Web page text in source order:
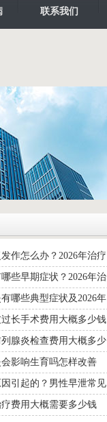
联系我们
作怎么办？2026年治疗
全解析
些早期症状？2026年治
理建议
哪些典型症状及2026年
解
长手术费用大概多少钱
腺炎检查费用大概多少
影响生育吗怎样改善
引起的？男性早泄常见
费用大概需要多少钱